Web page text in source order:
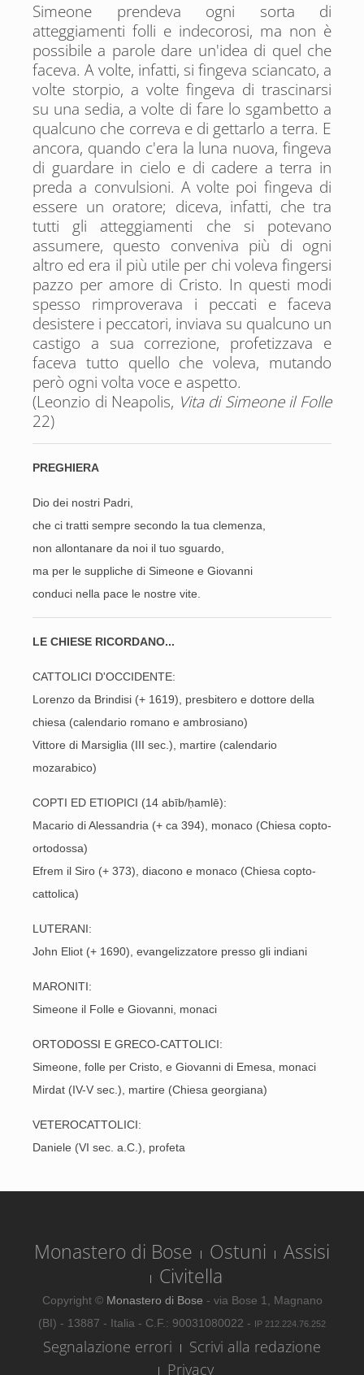
Simeone prendeva ogni sorta di
atteggiamenti folli e indecorosi, ma non è
possibile a parole dare un'idea di quel che
faceva. A volte, infatti, si fingeva sciancato, a
volte storpio, a volte fingeva di trascinarsi
su una sedia, a volte di fare lo sgambetto a
qualcuno che correva e di gettarlo a terra. E
ancora, quando c'era la luna nuova, fingeva
di guardare in cielo e di cadere a terra in
preda a convulsioni. A volte poi fingeva di
essere un oratore; diceva, infatti, che tra
tutti gli atteggiamenti che si potevano
assumere, questo conveniva più di ogni
altro ed era il più utile per chi voleva fingersi
pazzo per amore di Cristo. In questi modi
spesso rimproverava i peccati e faceva
desistere i peccatori, inviava su qualcuno un
castigo a sua correzione, profetizzava e
faceva tutto quello che voleva, mutando
però ogni volta voce e aspetto.
(Leonzio di Neapolis, Vita di Simeone il Folle
22)
PREGHIERA
Dio dei nostri Padri,
che ci tratti sempre secondo la tua clemenza,
non allontanare da noi il tuo sguardo,
ma per le suppliche di Simeone e Giovanni
conduci nella pace le nostre vite
LE CHIESE RICORDANO...
CATTOLICI D'OCCIDENTE:
Lorenzo da Brindisi (+ 1619), presbitero e dottore della
chiesa (calendario romano e ambrosiano)
Vittore di Marsiglia (III sec.), martire (calendario
mozarabico)
COPTI ED ETIOPICI (14 abīb/ḥamlē):
Macario di Alessandria (+ ca 394), monaco (Chiesa copto-
ortodossa)
Efrem il Siro (+ 373), diacono e monaco (Chiesa copto-
cattolica)
LUTERANI:
John Eliot (+ 1690), evangelizzatore presso gli indiani
MARONITI:
Simeone il Folle e Giovanni, monaci
ORTODOSSI E GRECO-CATTOLICI:
Simeone, folle per Cristo, e Giovanni di Emesa, monaci
Mirdat (IV-V sec.), martire (Chiesa georgiana)
VETEROCATTOLICI:
Daniele (VI sec. a.C.), profeta
Monastero di Bose Ostuni
Assisi
Civitella
Copyright © Monastero di Bose - via Bose 1, Magnano
(BI) - 13887 - Italia - C.F.: 90031080022 - IP 212.224.76.252
Segnalazione errori
Scrivi alla redazione
Privacy